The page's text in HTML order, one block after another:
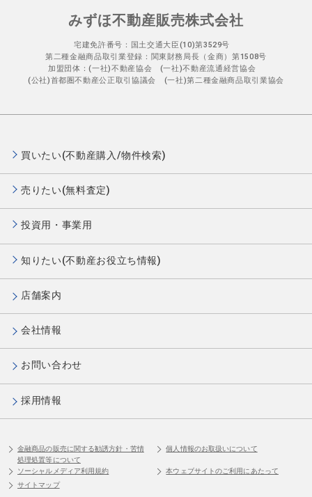
みずほ不動産販売株式会社
宅建免許番号：国土交通大臣(10)第3529号
第二種金融商品取引業登録：関東財務局長（金商）第1508号
加盟団体：(一社)不動産協会 (一社)不動産流通経営協会
(公社)首都圏不動産公正取引協議会 (一社)第二種金融商品取引業協会
買いたい(不動産購入/物件検索)
売りたい(無料査定)
投資用・事業用
知りたい(不動産お役立ち情報)
店舗案内
会社情報
お問い合わせ
採用情報
金融商品の販売に関する勧誘方針・苦情
処理処置等について
個人情報のお取扱いについて
ソーシャルメディア利用規約
本ウェブサイトのご利用にあたって
サイトマップ